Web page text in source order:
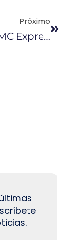
Próximo
La OMC Expresa Preocupación Por Tensiones Comerciales